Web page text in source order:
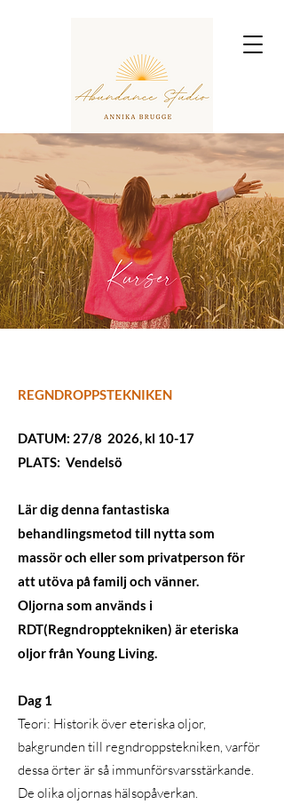
REGNDROPPS
MASSAGE TEKNIKEN
REGNDROPPSTEKNIKEN
DATUM: 27/8 2026, kl 10-17
PLATS: Vendelsö
Lär dig denna fantastiska
behandlingsmetod till nytta som
massör och eller som privatperson för
att utöva på familj och vänner.
Oljorna som används i
RDT(Regndropptekniken) är eteriska
oljor från Young Living.
Dag 1
Teori: Historik över eteriska oljor,
bakgrunden till regndroppstekniken, varför
dessa örter är så immunförsvarsstärkande.
De olika oljornas hälsopåverkan.